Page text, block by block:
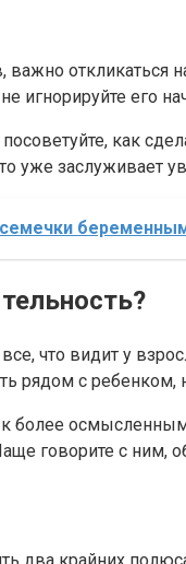
важно откликаться
игнорируйте его
как
уже
что видит у
рядом с
осмысленным
говорите с ним,
два крайних